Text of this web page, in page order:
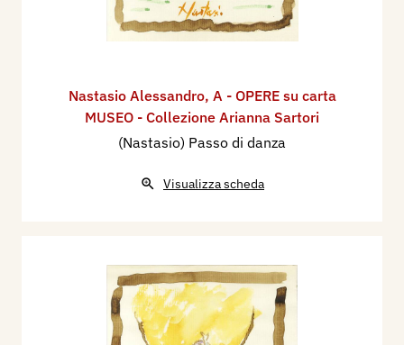
Nastasio Alessandro, A - OPERE su carta
MUSEO - Collezione Arianna Sartori
(Nastasio) Passo di danza
Visualizza scheda